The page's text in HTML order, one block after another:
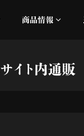
ィシャルムービー
商品情報
加州清光 単騎出
イト内通販